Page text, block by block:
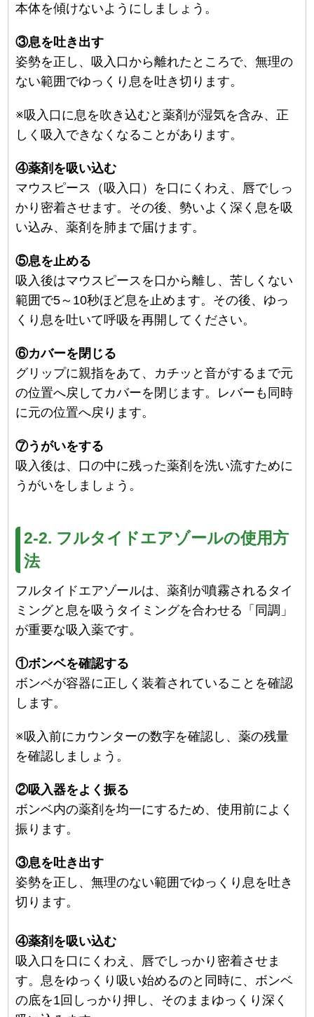
本体を傾けないようにしましょう。
③息を吐き出す
姿勢を正し、吸入口から離れたところで、無理の
ない範囲でゆっくり息を吐き切ります。
※吸入口に息を吹き込むと薬剤が湿気を含み、正
しく吸入できなくなることがあります。
④薬剤を吸い込む
マウスピース（吸入口）を口にくわえ、唇でしっ
かり密着させます。その後、勢いよく深く息を吸
い込み、薬剤を肺まで届けます。
⑤息を止める
吸入後はマウスピースを口から離し、苦しくない
範囲で5～10秒ほど息を止めます。その後、ゆっ
くり息を吐いて呼吸を再開してください。
⑥カバーを閉じる
グリップに親指をあて、カチッと音がするまで元
の位置へ戻してカバーを閉じます。レバーも同時
に元の位置へ戻ります。
⑦うがいをする
吸入後は、口の中に残った薬剤を洗い流すために
うがいをしましょう。
2-2. フルタイドエアゾールの使用方
法
フルタイドエアゾールは、薬剤が噴霧されるタイ
ミングと息を吸うタイミングを合わせる「同調」
が重要な吸入薬です。
①ボンベを確認する
ボンベが容器に正しく装着されていることを確認
します。
※吸入前にカウンターの数字を確認し、薬の残量
を確認しましょう。
②吸入器をよく振る
ボンベ内の薬剤を均一にするため、使用前によく
振ります。
③息を吐き出す
姿勢を正し、無理のない範囲でゆっくり息を吐き
切ります。
④薬剤を吸い込む
吸入口を口にくわえ、唇でしっかり密着させま
す。息をゆっくり吸い始めるのと同時に、ボンベ
の底を1回しっかり押し、そのままゆっくり深く